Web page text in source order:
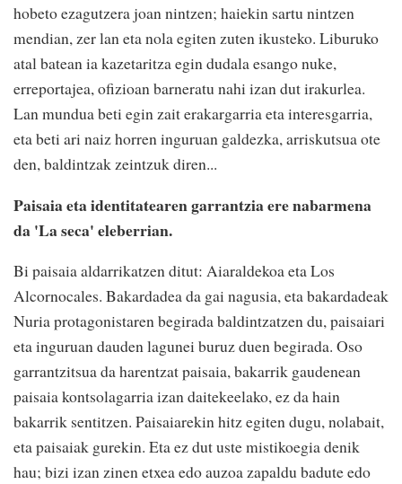
hobeto ezagutzera joan nintzen; haiekin sartu nintzen
mendian, zer lan eta nola egiten zuten ikusteko. Liburuko
atal batean ia kazetaritza egin dudala esango nuke,
erreportajea, ofizioan barneratu nahi izan dut irakurlea.
Lan mundua beti egin zait erakargarria eta interesgarria,
eta beti ari naiz horren inguruan galdezka, arriskutsua ote
den, baldintzak zeintzuk diren...
Paisaia eta identitatearen garrantzia ere nabarmena
da 'La seca' eleberrian.
Bi paisaia aldarrikatzen ditut: Aiaraldekoa eta Los
Alcornocales. Bakardadea da gai nagusia, eta bakardadeak
Nuria protagonistaren begirada baldintzatzen du, paisaiari
eta inguruan dauden lagunei buruz duen begirada. Oso
garrantzitsua da harentzat paisaia, bakarrik gaudenean
paisaia kontsolagarria izan daitekeelako, ez da hain
bakarrik sentitzen. Paisaiarekin hitz egiten dugu, nolabait,
eta paisaiak gurekin. Eta ez dut uste mistikoegia denik
hau; bizi izan zinen etxea edo auzoa zapaldu badute edo